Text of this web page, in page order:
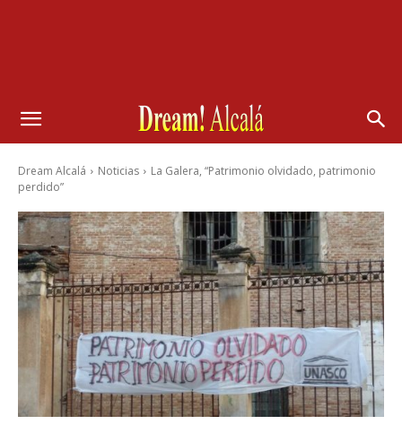
Dream Alcalá Noticias
La Galera, “Patrimonio olvidado, patrimonio
perdido”